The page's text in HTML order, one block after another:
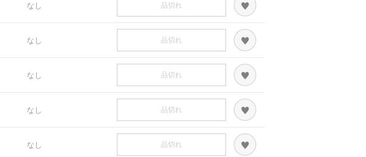
なし 品切れ
なし 品切れ
なし 品切れ
なし 品切れ
なし 品切れ